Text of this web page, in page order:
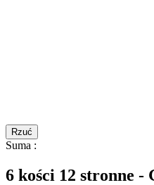
Rzuć
Suma :
6 kości 12 stronne -